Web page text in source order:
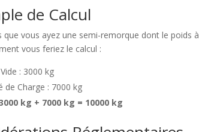
de Calcul
que vous ayez une semi-remorque dont le poids
vous feriez le calcul :
: 3000 kg
de Charge : 7000 kg
kg + 7000 kg = 10000 kg